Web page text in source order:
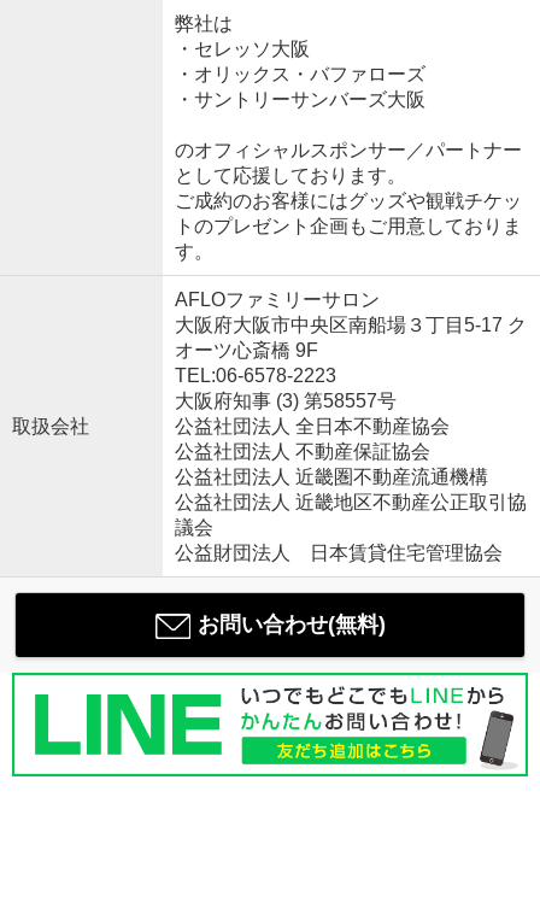
弊社は
・セレッソ大阪
・オリックス・バファローズ
・サントリーサンバーズ大阪
のオフィシャルスポンサー／パートナー
として応援しております。
ご成約のお客様にはグッズや観戦チケッ
トのプレゼント企画もご用意しておりま
す。
取扱会社
AFLOファミリーサロン
大阪府大阪市中央区南船場３丁目5-17 ク
オーツ心斎橋 9F
TEL:06-6578-2223
大阪府知事 (3) 第58557号
公益社団法人 全日本不動産協会
公益社団法人 不動産保証協会
公益社団法人 近畿圏不動産流通機構
公益社団法人 近畿地区不動産公正取引協
議会
公益財団法人 日本賃貸住宅管理協会
お問い合わせ(無料)